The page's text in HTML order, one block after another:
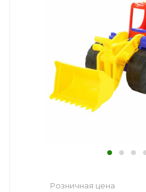
Розничная цена